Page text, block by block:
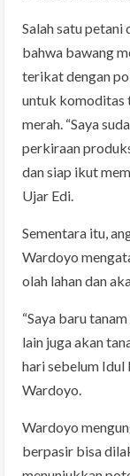
Salah satu petani
bahwa bawang
terikat dengan
untuk komoditas
merah. “Saya
perkiraan
dan siap ikut
Ujar Edi.
Sementara itu,
Wardoyo
olah lahan dan
“Saya baru
lain juga akan
hari sebelum Idul
Wardoyo.
Wardoyo
berpasir bisa